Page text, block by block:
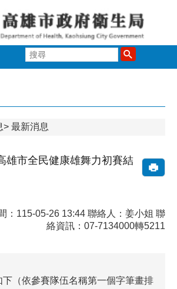
尋
最新消息
雄市全民健康雄舞力初賽結
：115-05-26 13:44 聯絡人：姜小姐 聯
絡資訊：07-7134000轉5211
（依參賽隊伍名稱第一個字筆畫排